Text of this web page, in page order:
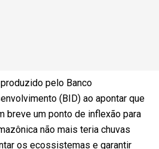
pelo Banco
(BID) ao apontar que
breve um ponto de inflexão para
não mais teria chuvas
os ecossistemas e garantir